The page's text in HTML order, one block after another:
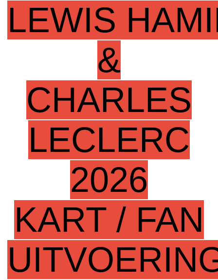
LEWIS
&
CHARLES
LECLERC
2026
KART / FAN